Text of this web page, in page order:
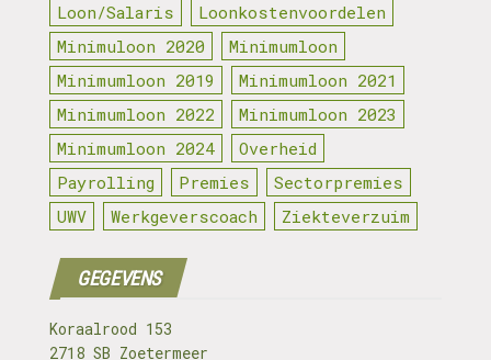
Loon/Salaris
Loonkostenvoordelen
Minimuloon 2020
Minimumloon
Minimumloon 2019
Minimumloon 2021
Minimumloon 2022
Minimumloon 2023
Minimumloon 2024
Overheid
Payrolling
Premies
Sectorpremies
UWV
Werkgeverscoach Ziekteverzuim
GEGEVENS
Koraalrood 153
2718 SB Zoetermeer